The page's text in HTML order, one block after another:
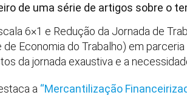
de uma série de artigos sobre o
6×1 e Redução da Jornada de
de Economia do Trabalho) em
da jornada exaustiva e a
a “Mercantilização